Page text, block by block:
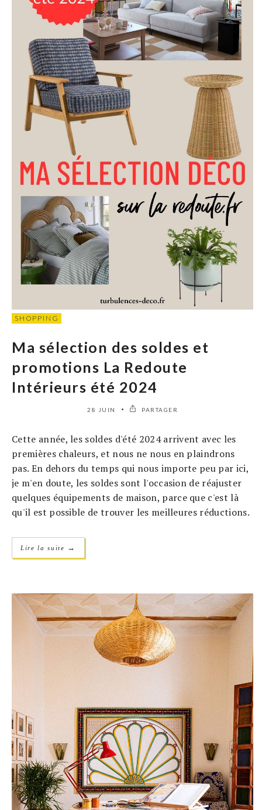
SHOPPING
Ma sélection des soldes et
promotions La Redoute
Intérieurs été 2024
28 JUIN PARTAGER
Cette année, les soldes d'été 2024 arrivent avec les
premières chaleurs, et nous ne nous en plaindrons
pas. En dehors du temps qui nous importe peu par ici,
je m'en doute, les soldes sont l'occasion de réajuster
quelques équipements de maison, parce que c'est là
qu'il est possible de trouver les meilleures réductions.
Lire la suite →